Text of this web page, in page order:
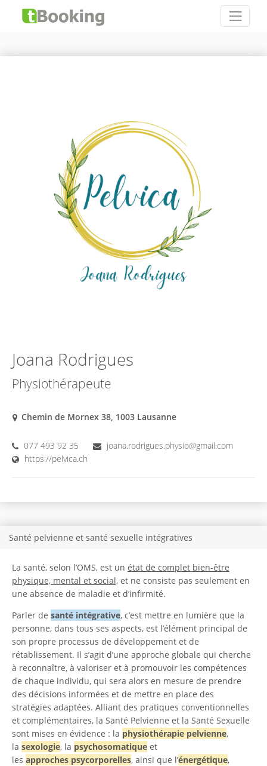
Joana Rodrigues
Physiothérapeute
Chemin de Mornex 38, 1003 Lausanne
077 493 92 35
joana.rodrigues.physio@gmail.com
https://pelvica.ch
Santé pelvienne et santé sexuelle intégratives
La santé, selon l’OMS, est un état de complet bien-être
physique, mental et social,et ne consiste pas seulement en
une absence de maladie et d’infirmité.
Parler de santé intégrative, c’est mettre en lumière que la
personne, dans tous ses aspects, est l’élément principal de
son propre processus de développement et de
rétablissement. Il s’agit d’une approche globale qui cherche
à reconnaître, à valoriser et à promouvoir les compétences
de chaque individu, qui sera alors en mesure de prendre
des décisions informées et de mettre en place des
stratégies adaptées. Alliant des pratiques conventionnelles
et complémentaires, la Santé Pelvienne et la Santé Sexuelle
sont mises en évidence : la physiothérapiepelvienne,
la sexologie, la psychosomatiqueet
les approches psycorporelles, ainsi que l’énergétique,